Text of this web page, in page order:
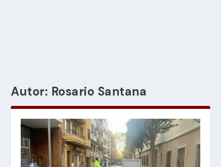
Autor: Rosario Santana